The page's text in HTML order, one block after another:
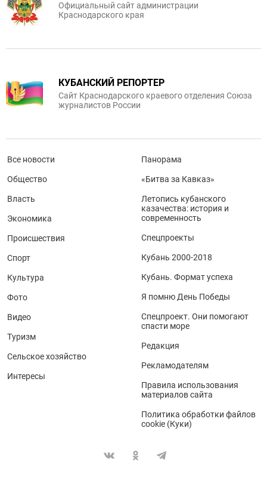
Официальный сайт администрации
Краснодарского края
КУБАНСКИЙ РЕПОРТЕР
Сайт Краснодарского краевого отделения Союза
журналистов России
Все новости
Общество
Власть
Экономика
Происшествия
Спорт
Культура
Фото
Видео
Туризм
Сельское хозяйство
Интересы
Панорама
«Битва за Кавказ»
Летопись кубанского
казачества: история и
современность
Спецпроекты
Кубань 2000-2018
Кубань. Формат успеха
Я помню День Победы
Спецпроект. Они помогают
спасти море
Редакция
Рекламодателям
Правила использования
материалов сайта
Политика обработки файлов
cookie (Куки)